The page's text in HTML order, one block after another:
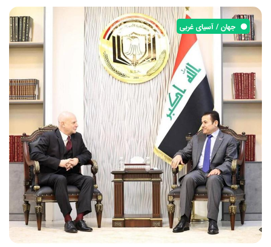
جهان / آسیای غربی